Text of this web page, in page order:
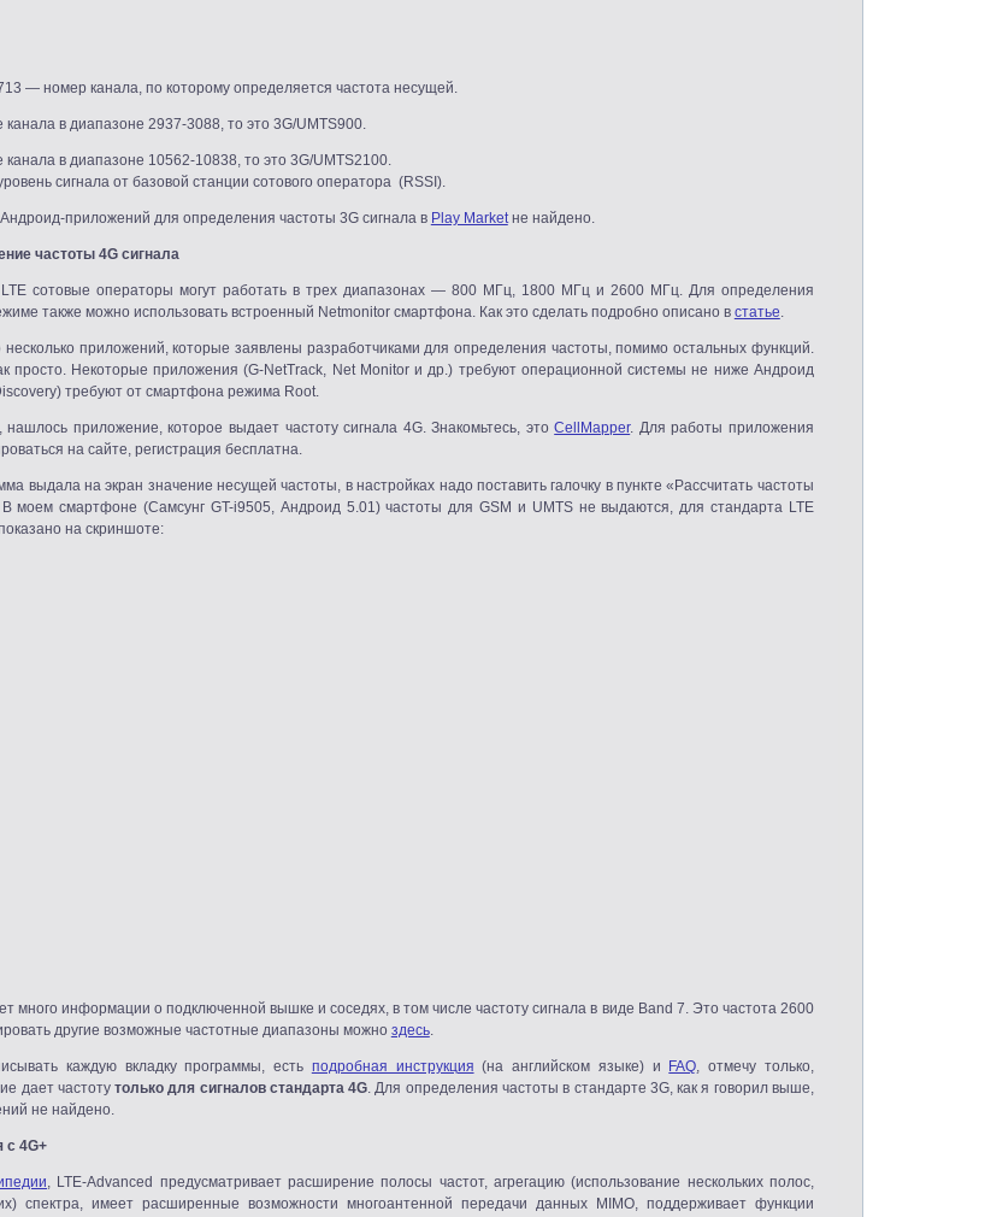
— номер канала, по которому определяется частота несущей.
канала в диапазоне 2937-3088, то это 3G/UMTS900.
канала в диапазоне 10562-10838, то это 3G/UMTS2100.
сигнала от базовой станции сотового оператора (RSSI ).
приложений для определения частоты 3G сигнала в Play Marketне найдено.
частоты 4G сигнала
сотовые операторы могут работать в трех диапазонах — 800 МГц, 1800 МГц и 2600 МГц. Для определения
также можно использовать встроенный Netmonitor смартфона. Как это сделать подробно описано в статье.
несколько приложений, которые заявлены разработчиками для определения частоты, помимо остальных функций.
просто. Некоторые приложения (G-NetTrack, Net Monitor и др.) требуют операционной системы не ниже Андроид
требуют от смартфона режима Root.
приложение, которое выдает частоту сигнала 4G. Знакомьтесь, этоCellMapper. Для работы приложения
на сайте, регистрация бесплатна.
выдала на экран значение несущей частоты, в настройках надо поставить галочку в пункте « Рассчитать частоты
В моем смартфоне (Самсунг GT-i9505, Андроид 5.01) частоты для GSM и UMTS не выдаются, для стандарта LTE
на скриншоте:
много информации о подключенной вышке и соседях, в том числе частоту сигнала в виде Band 7. Это частота 2600
другие возможные частотные диапазоны можно здесь.
каждую вкладку программы, есть подробная инструкция (на английском языке) и FAQ, отмечу только,
дает частотутолько для сигналов стандарта 4G. Для определения частоты в стандарте 3G, как я говорил выше,
не найдено.
4G+
, LTE-Advanced предусматривает расширение полосы частот, агрегацию (использование нескольких полос,
спектра, имеет расширенные возможности многоантенной передачи данных MIMO, поддерживает функции